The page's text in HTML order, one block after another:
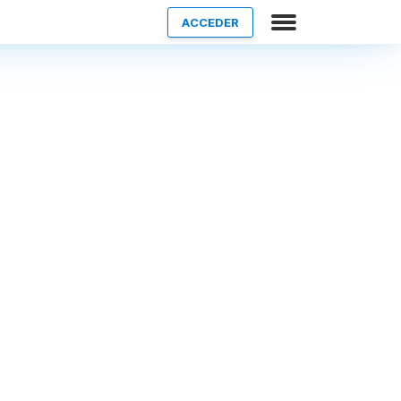
ACCEDER